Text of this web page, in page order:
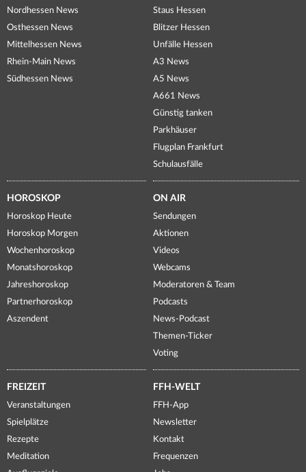
Nordhessen News
Osthessen News
Mittelhessen News
Rhein-Main News
Südhessen News
Staus Hessen
Blitzer Hessen
Unfälle Hessen
A3 News
A5 News
A661 News
Günstig tanken
Parkhäuser
Flugplan Frankfurt
Schulausfälle
HOROSKOP
Horoskop Heute
Horoskop Morgen
Wochenhoroskop
Monatshoroskop
Jahreshoroskop
Partnerhoroskop
Aszendent
ON AIR
Sendungen
Aktionen
Videos
Webcams
Moderatoren & Team
Podcasts
News-Podcast
Themen-Ticker
Voting
FREIZEIT
Veranstaltungen
Spielplätze
Rezepte
Meditation
FFH-WELT
FFH-App
Newsletter
Kontakt
Frequenzen